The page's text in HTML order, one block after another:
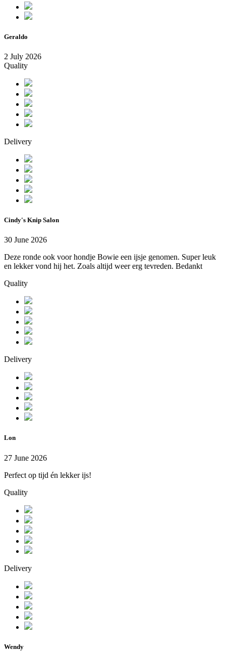
Geraldo
2 July 2026
Quality
Delivery
Cindy's Knip Salon
30 June 2026
Deze ronde ook voor hondje Bowie een ijsje genomen. Super leuk
en lekker vond hij het. Zoals altijd weer erg tevreden. Bedankt
Quality
Delivery
Lon
27 June 2026
Perfect op tijd én lekker ijs!
Quality
Delivery
Wendy